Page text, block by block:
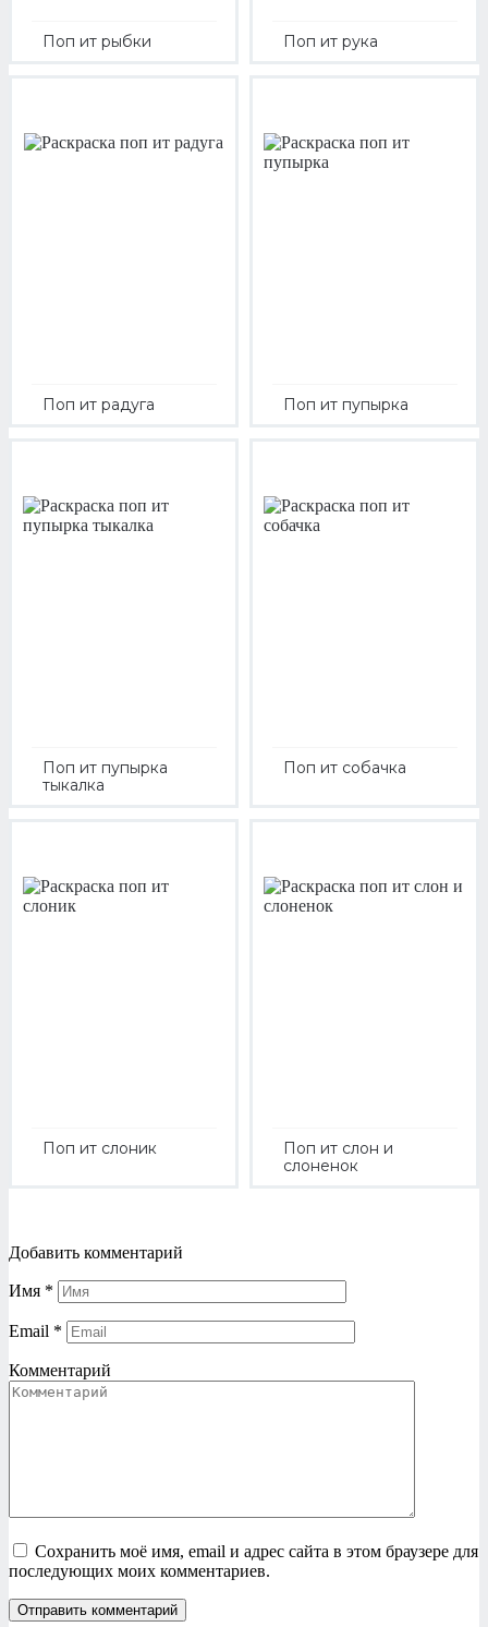
Поп ит рыбки Поп ит рука
Поп ит радуга Поп ит пупырка
Поп ит пупырка
тыкалка
Поп ит собачка
Поп ит слоник
Поп ит слон и
слоненок
Добавить комментарий
Имя *
Email *
Комментарий
Сохранить моё имя, email и адрес сайта в этом браузере для
последующих моих комментариев.